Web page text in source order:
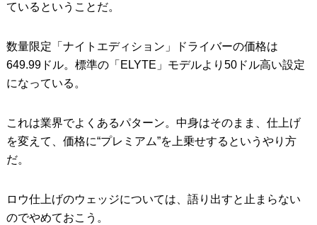
ているということだ。
数量限定「ナイトエディション」ドライバーの価格は
649.99ドル。標準の「ELYTE」モデルより50ドル高い設定
になっている。
これは業界でよくあるパターン。中身はそのまま、仕上げ
を変えて、価格に“プレミアム”を上乗せするというやり方
だ。
ロウ仕上げのウェッジについては、語り出すと止まらない
のでやめておこう。